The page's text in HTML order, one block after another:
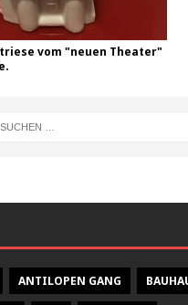
vom "neuen Theater"
ANTILOPEN GANG